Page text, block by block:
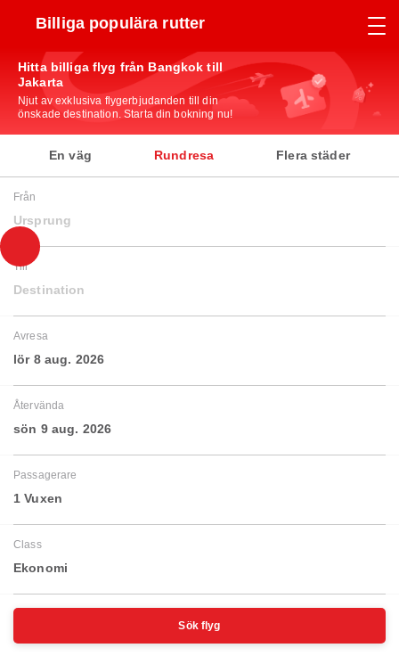
Billiga populära rutter
Hitta billiga flyg från Bangkok till
Jakarta
Njut av exklusiva flygerbjudanden till din
önskade destination. Starta din bokning nu!
En väg Rundresa Flera städer
Från
Ursprung
Till
Destination
Avresa
lör 8 aug. 2026
Återvända
sön 9 aug. 2026
Passagerare
1 Vuxen
Class
Ekonomi
Sök flyg